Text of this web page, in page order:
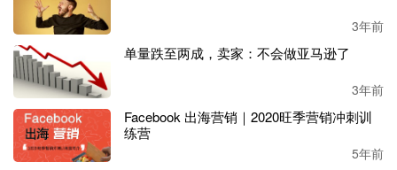
3年前
单量跌至两成，卖家：不会做亚马逊了
3年前
Facebook 出海营销｜2020旺季营销冲刺训
练营
5年前